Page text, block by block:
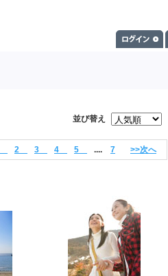
並び替え
2 3 4 5 .... 7 >>次へ